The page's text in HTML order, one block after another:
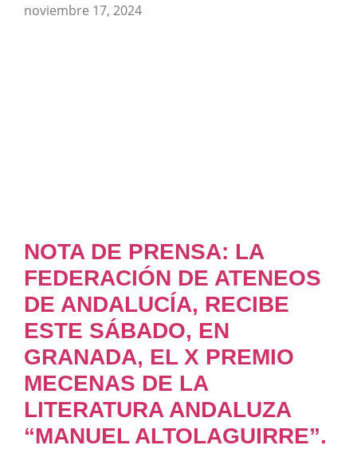
noviembre 17, 2024
NOTA DE PRENSA: LA
FEDERACIÓN DE ATENEOS
DE ANDALUCÍA, RECIBE
ESTE SÁBADO, EN
GRANADA, EL X PREMIO
MECENAS DE LA
LITERATURA ANDALUZA
“MANUEL ALTOLAGUIRRE”.